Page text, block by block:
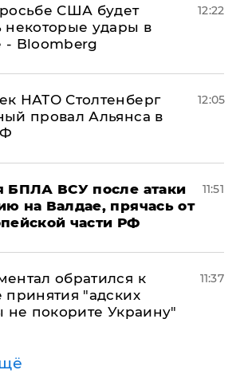
США будет
некоторые удары в
Bloomberg
12:22
НАТО Столтенберг
провал Альянса в
12:05
БПЛА ВСУ после атаки
на Валдае, прячась от
части РФ
11:51
обратился к
принятия "адских
не покорите Украину"
11:37